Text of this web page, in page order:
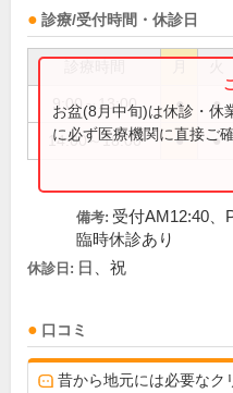
診療/受付時間・休診日
9:00～13:00 ● ●
14:00～18:00 ● ●
お盆(8月中旬)は休診・休
に必ず医療機関に直接ご
備考: 受付AM12:40、
臨時休診あり
休診日: 日、祝
口コミ
昔から地元には必要なク